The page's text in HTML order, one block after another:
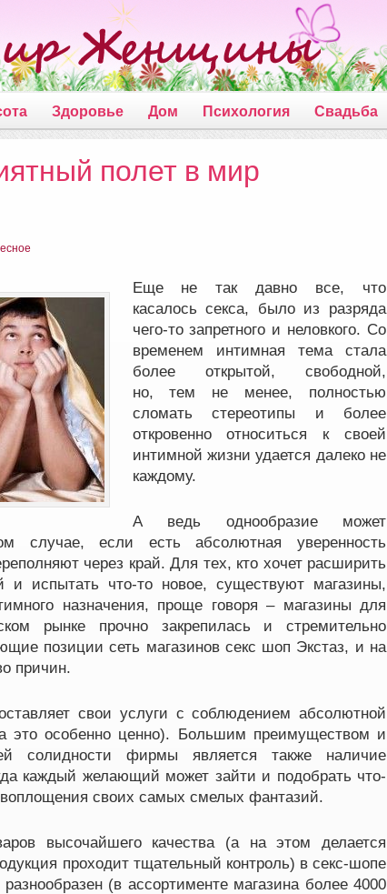
Здоровье Дом Психология Свадьба
полет в мир
Еще не так давно все, что
касалось секса, было из разряда
чего-то запретного и неловкого. Со
временем интимная тема стала
более открытой, свободной,
но, тем не менее, полностью
сломать стереотипы и более
откровенно относиться к своей
интимной жизни удается далеко не
каждому.
А ведь однообразие может
случае, если есть абсолютная уверенность
через край. Для тех, кто хочет расширить
и испытать что-то новое, существуют магазины,
назначения, проще говоря – магазины для
рынке прочно закрепилась и стремительно
позиции сеть магазинов секс шоп Экстаз, и на
причин.
свои услуги с соблюдением абсолютной
это особенно ценно). Большим преимуществом и
солидности фирмы является также наличие
каждый желающий может зайти и подобрать что-
своих самых смелых фантазий.
высочайшего качества (а на этом делается
проходит тщательный контроль) в секс-шопе
(в ассортименте магазина более 4000